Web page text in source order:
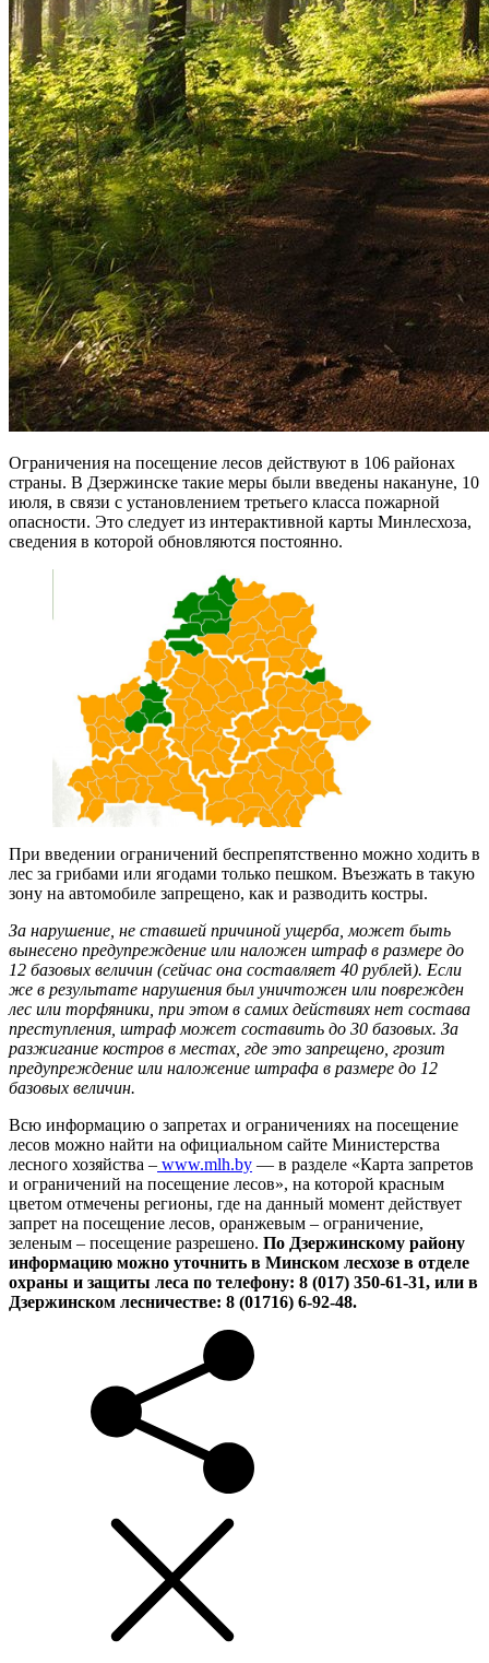
Ограничения на посещение лесов действуют в 106 районах
страны. В Дзержинске такие меры были введены накануне, 10
июля, в связи с установлением третьего класса пожарной
опасности. Это следует из интерактивной карты Минлесхоза,
сведения в которой обновляются постоянно.
При введении ограничений беспрепятственно можно ходить в
лес за грибами или ягодами только пешком. Въезжать в такую
зону на автомобиле запрещено, как и разводить костры.
За нарушение, не ставшей причиной ущерба, может быть
вынесено предупреждение или наложен штраф в размере до
12 базовых величин (сейчас она составляет 40 рублей). Если
же в результате нарушения был уничтожен или поврежден
лес или торфяники, при этом в самих действиях нет состава
преступления, штраф может составить до 30 базовых. За
разжигание костров в местах, где это запрещено, грозит
предупреждение или наложение штрафа в размере до 12
базовых величин.
Всю информацию о запретах и ограничениях на посещение
лесов можно найти на официальном сайте Министерства
лесного хозяйства – www.mlh.by — в разделе «Карта запретов
и ограничений на посещение лесов», на которой красным
цветом отмечены регионы, где на данный момент действует
запрет на посещение лесов, оранжевым – ограничение,
зеленым – посещение разрешено. По Дзержинскому району
информацию можно уточнить в Минском лесхозе в отделе
охраны и защиты леса по телефону: 8 (017) 350-61-31, или в
Дзержинском лесничестве: 8 (01716) 6-92-48.